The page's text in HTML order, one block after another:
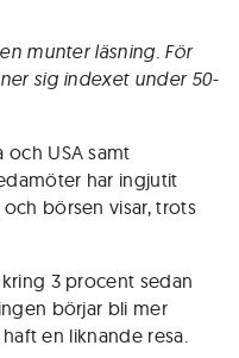
munter läsning. För
sig indexet under 50-
och USA samt
har ingjutit
börsen visar, trots
3 procent sedan
börjar bli mer
en liknande resa.